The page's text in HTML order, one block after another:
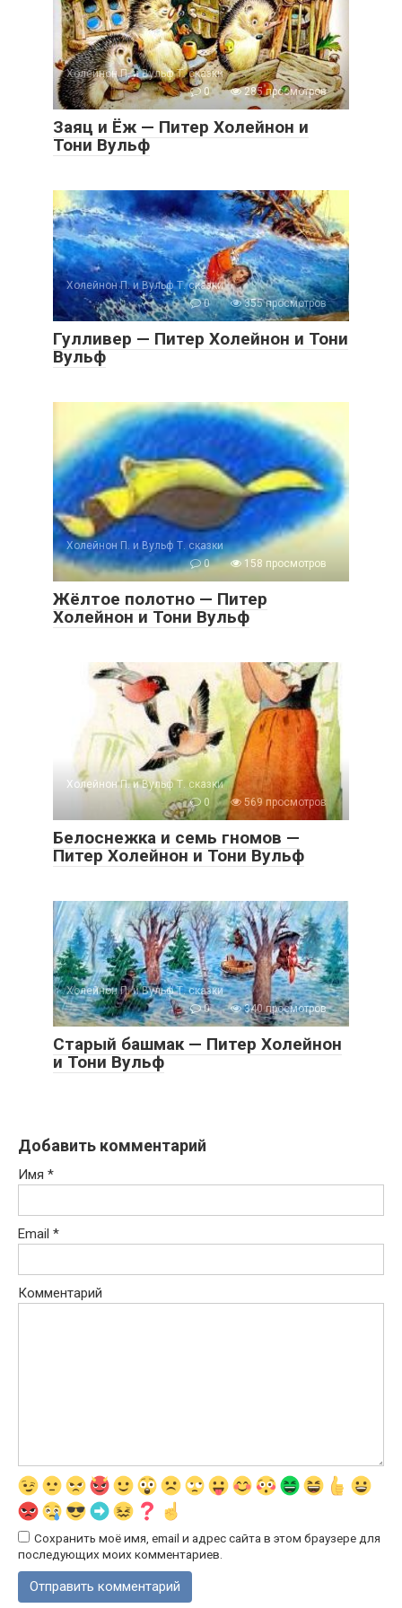
Холейнон П. и Вульф Т. сказки
0
285 просмотров
Заяц и Ёж — Питер Холейнон и
Тони Вульф
Холейнон П. и Вульф Т. сказки
0
355 просмотров
Гулливер — Питер Холейнон и Тони
Вульф
Холейнон П. и Вульф Т. сказки
0
158 просмотров
Жёлтое полотно — Питер
Холейнон и Тони Вульф
Холейнон П. и Вульф Т. сказки
0
569 просмотров
Белоснежка и семь гномов —
Питер Холейнон и Тони Вульф
Холейнон П. и Вульф Т. сказки
0
340 просмотров
Старый башмак — Питер Холейнон
и Тони Вульф
Добавить комментарий
Имя *
Email *
Комментарий
Сохранить моё имя, email и адрес сайта в этом браузере для
последующих моих комментариев.